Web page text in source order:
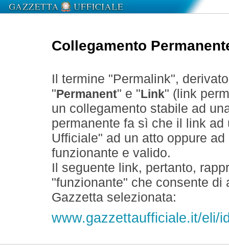
Collegamento
Il termine "Permalink",
" Permanent" e " Link" (link
un collegamento stabile ad
permanente fa sì che il link
Ufficiale" ad un atto oppure
funzionante e valido.
Il seguente link, pertanto,
"funzionante" che consente
Gazzetta selezionata:
www.gazzettaufficiale.it/eli/